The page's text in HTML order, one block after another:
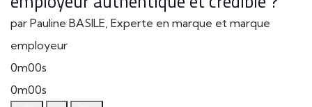
par Pauline BASILE, Experte en marque et marque
employeur
0m00s
0m00s